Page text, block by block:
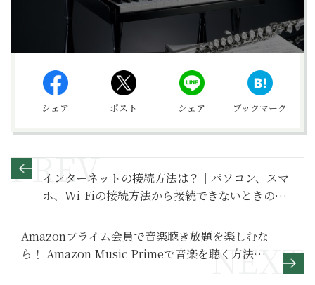
シェア ポスト シェア ブックマーク
インターネットの接続方法は？｜パソコン、スマ
ホ、Wi-Fiの接続方法から接続できないときの対
処法まで解説【インターネット基本のき】
Amazonプライム会員で音楽聴き放題を楽しむな
ら！ Amazon Music Primeで音楽を聴く方法
【スマホ基本のき 第76回】